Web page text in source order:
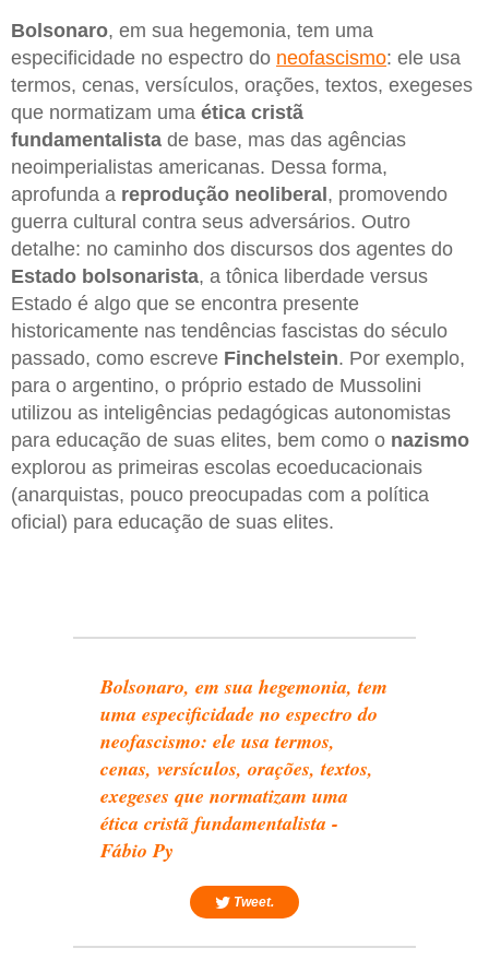
Bolsonaro, em sua hegemonia, tem uma
especificidade no espectro do neofascismo: ele usa
termos, cenas, versículos, orações, textos, exegeses
que normatizam uma ética cristã
fundamentalista de base, mas das agências
neoimperialistas americanas. Dessa forma,
aprofunda a reprodução neoliberal , promovendo
guerra cultural contra seus adversários. Outro
detalhe: no caminho dos discursos dos agentes do
Estado bolsonarista, a tônica liberdade versus
Estado é algo que se encontra presente
historicamente nas tendências fascistas do século
passado, como escreve Finchelstein. Por exemplo,
para o argentino, o próprio estado de Mussolini
utilizou as inteligências pedagógicas autonomistas
para educação de suas elites, bem como o nazismo
explorou as primeiras escolas ecoeducacionais
(anarquistas, pouco preocupadas com a política
oficial) para educação de suas elites.
Bolsonaro, em sua hegemonia, tem
uma especificidade no espectro do
neofascismo: ele usa termos,
cenas, versículos, orações, textos,
exegeses que normatizam uma
ética cristã fundamentalista -
Fábio Py
Tweet.